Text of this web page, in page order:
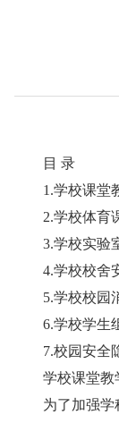
目 录
1.学校课堂
2.学校体育
3.学校实验
4.学校校舍
5.学校校园
6.学校学生
7.校园安全
学校课堂教
为了加强学